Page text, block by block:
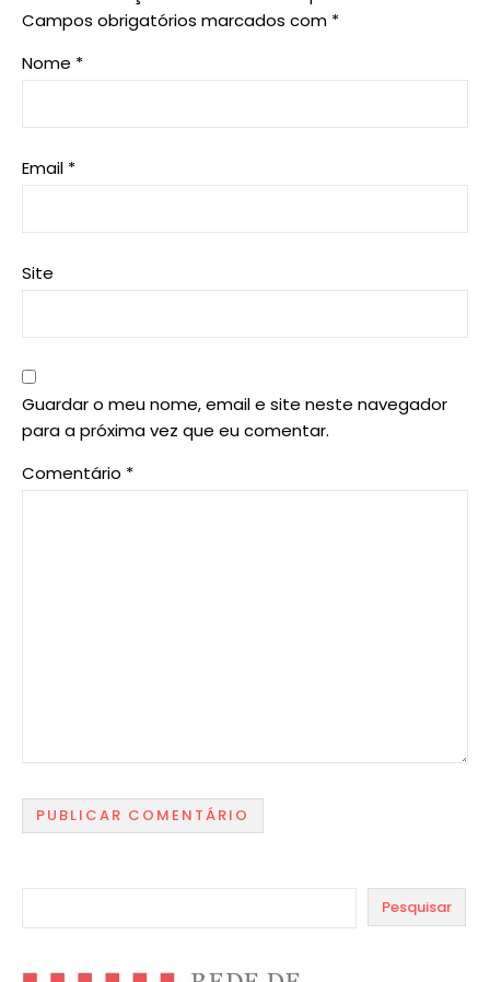
Campos obrigatórios marcados com *
Nome *
Email *
Site
Guardar o meu nome, email e site neste navegador
para a próxima vez que eu comentar.
Comentário *
Pesquisar